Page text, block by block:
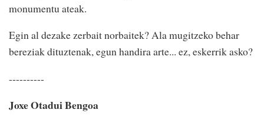
monumentu ateak.
Egin al dezake zerbait norbaitek? Ala mugitzeko behar
bereziak dituztenak, egun handira arte... ez, eskerrik asko?
----------
Joxe Otadui Bengoa